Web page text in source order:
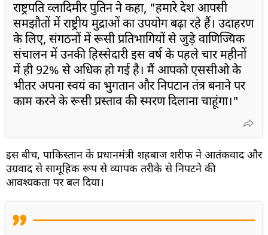
राष्ट्रपति व्लादिमीर पुतिन ने कहा, "हमारे देश आपसी
समझौतों में राष्ट्रीय मुद्राओं का उपयोग बढ़ा रहे हैं। उदाहरण
के लिए, संगठनों में रूसी प्रतिभागियों से जुड़े वाणिज्यिक
संचालन में उनकी हिस्सेदारी इस वर्ष के पहले चार महीनों
में ही 92% से अधिक हो गई है। मैं आपको एससीओ के
भीतर अपना स्वयं का भुगतान और निपटान तंत्र बनाने पर
काम करने के रूसी प्रस्ताव की स्मरण दिलाना चाहूंगा।"
इस बीच, पाकिस्तान के प्रधानमंत्री शहबाज शरीफ ने आतंकवाद और
उग्रवाद से सामूहिक रूप से व्यापक तरीके से निपटने की
आवश्यकता पर बल दिया।